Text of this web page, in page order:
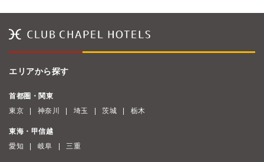
エリアから探す
首都圏・関東
東京
神奈川 埼玉 茨城 栃木
東海・甲信越
愛知
岐阜 三重